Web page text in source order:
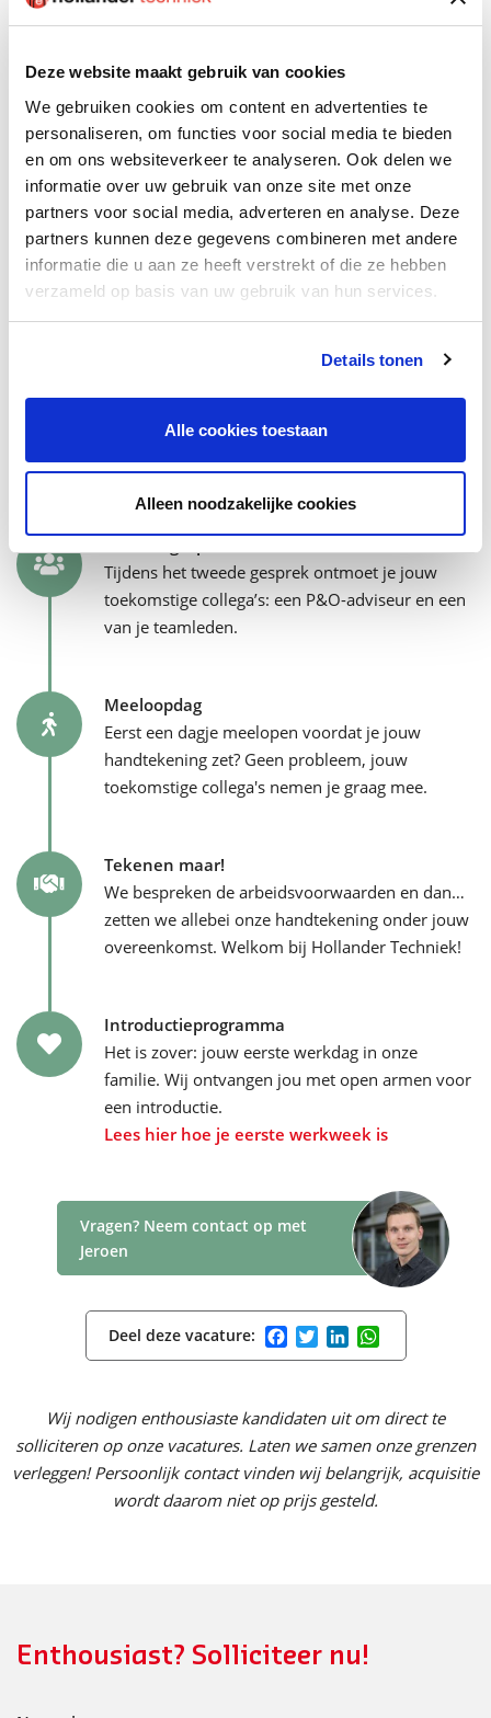
Deze website maakt gebruik van cookies
We gebruiken cookies om content en advertenties te
personaliseren, om functies voor social media te bieden
en om ons websiteverkeer te analyseren. Ook delen we
informatie over uw gebruik van onze site met onze
partners voor social media, adverteren en analyse. Deze
partners kunnen deze gegevens combineren met andere
informatie die u aan ze heeft verstrekt of die ze hebben
verzameld op basis van uw gebruik van hun services.
Details tonen
Alle cookies toestaan
Alleen noodzakelijke cookies
Wil jij bij de Hollander-familie
horen? Dit is het sollicitatieproces.
Maak werk van deze vacature en solliciteer.
Eerste contact
Binnen drie werkdagen hoor je van een van onze
Het eerste kennismakingsgesprek is met de
recruiter en jouw toekomstige teamcoach.
Tijdens het tweede gesprek ontmoet je jouw
toekomstige collega’s: een P&O-adviseur en een
van je teamleden.
Meeloopdag
Eerst een dagje meelopen voordat je jouw
handtekening zet? Geen probleem, jouw
toekomstige collega's nemen je graag mee.
Tekenen maar!
We bespreken de arbeidsvoorwaarden en dan…
zetten we allebei onze handtekening onder jouw
overeenkomst. Welkom bij Hollander Techniek!
Introductieprogramma
Het is zover: jouw eerste werkdag in onze
familie. Wij ontvangen jou met open armen voor
een introductie.
Lees hier hoe je eerste werkweek is
Vragen? Neem contact op met
Jeroen
Deel deze vacature: Facebook
TwitterLinkedIn
Wij nodigen enthousiaste kandidaten uit om direct te
solliciteren op onze vacatures. Laten we samen onze grenzen
verleggen! Persoonlijk contact vinden wij belangrijk, acquisitie
wordt daarom niet op prijs gesteld.
Enthousiast? Solliciteer nu!